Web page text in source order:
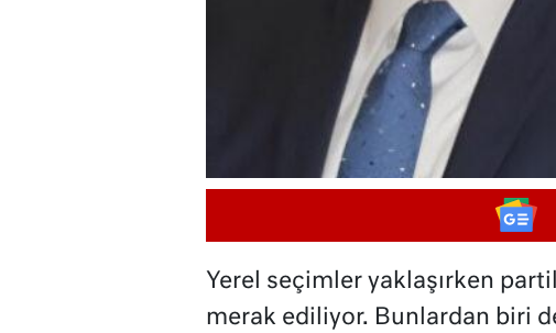
Yerel seçimler yaklaşırken
merak ediliyor. Bunlardan biri